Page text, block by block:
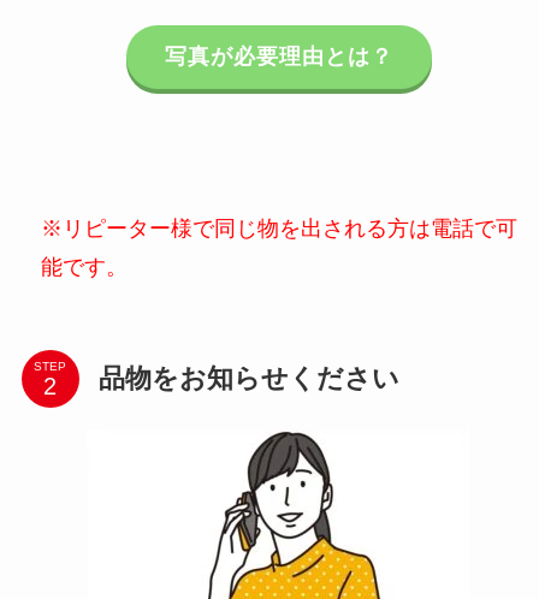
写真が必要理由とは？
※リピーター様で同じ物を出される方は電話で可
能です。
STEP 品物をお知らせください